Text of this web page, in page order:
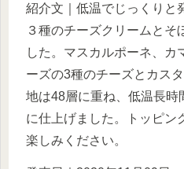
紹介文｜低温でじっくりと
３種のチーズクリームとそ
した。マスカルポーネ、カ
ーズの3種のチーズとカス
地は48層に重ね、低温長時
に仕上げました。トッピン
楽しみください。